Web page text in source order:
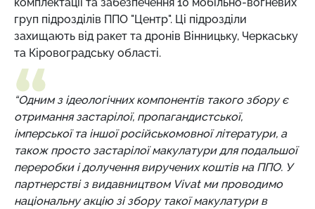
комплектації та забезпечення 10 мобільно-вогневих
груп підрозділів ППО "Центр". Ці підрозділи
захищають від ракет та дронів Вінницьку, Черкаську
та Кіровоградську області.
“Одним з ідеологічних компонентів такого збору є
отримання застарілої, пропагандистської,
імперської та іншої російськомовної літератури, а
також просто застарілої макулатури для подальшої
переробки і долучення виручених коштів на ППО. У
партнерстві з видавництвом Vivat ми проводимо
національну акцію зі збору такої макулатури в